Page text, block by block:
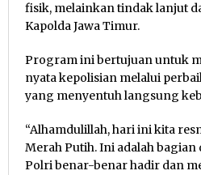
fisik, melainkan tindak lanjut
Kapolda Jawa Timur.
Program ini bertujuan untuk
nyata kepolisian melalui
yang menyentuh langsung
“Alhamdulillah, hari ini kita
Merah Putih. Ini adalah
Polri benar-benar hadir dan